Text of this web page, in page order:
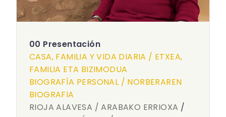
00 Presentación
CASA, FAMILIA Y VIDA DIARIA / ETXEA,
FAMILIA ETA BIZIMODUA
BIOGRAFÍA PERSONAL / NORBERAREN
BIOGRAFIA
RIOJA ALAVESA / ARABAKO ERRIOXA /